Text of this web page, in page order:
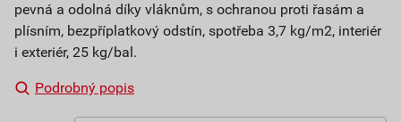
pevná a odolná díky vláknům, s ochranou proti řasám a
plísním, bezpříplatkový odstín, spotřeba 3,7 kg/m2, interiér
i exteriér, 25 kg/bal.
Podrobný popis